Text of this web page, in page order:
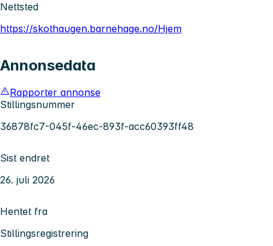
Nettsted
https://skothaugen.barnehage.no/Hjem
Annonsedata
Rapporter annonse
Stillingsnummer
36878fc7-045f-46ec-893f-acc60393ff48
Sist endret
26. juli 2026
Hentet fra
Stillingsregistrering